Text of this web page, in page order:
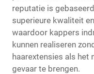
reputatie is
superieure kwaliteit
waardoor kappers
kunnen realiseren
haarextensies als het
gevaar te brengen.